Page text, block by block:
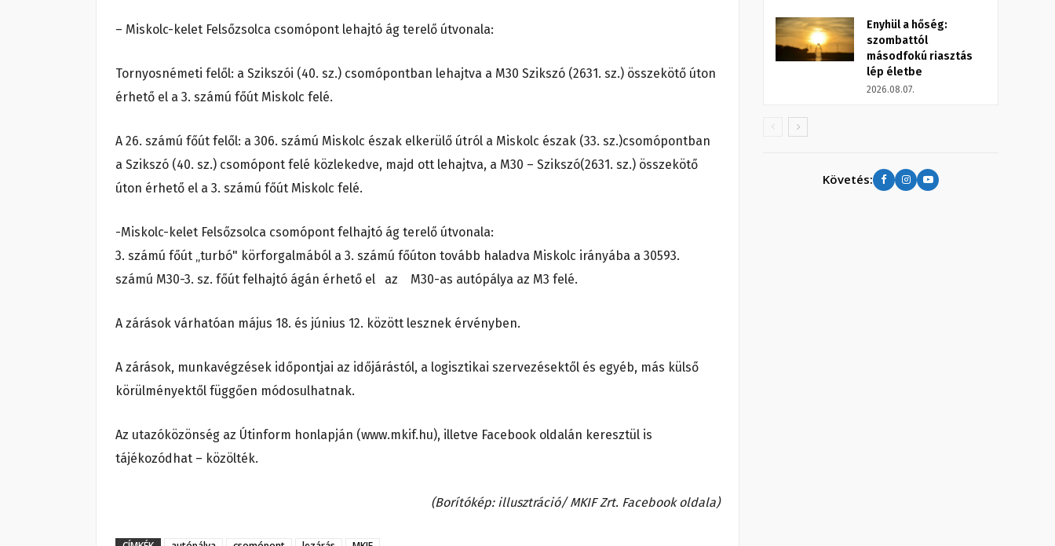
– Miskolc-kelet Felsőzsolca csomópont lehajtó ág terelő útvonala:
Tornyosnémeti felől: a Szikszói (40. sz.) csomópontban lehajtva a M30 Szikszó (2631. sz.) összekötő úton
érhető el a 3. számú főút Miskolc felé.
A 26. számú főút felől: a 306. számú Miskolc észak elkerülő útról a Miskolc észak (33. sz.)csomópontban
a Szikszó (40. sz.) csomópont felé közlekedve, majd ott lehajtva, a M30 – Szikszó(2631. sz.) összekötő
úton érhető el a 3. számú főút Miskolc felé.
-Miskolc-kelet Felsőzsolca csomópont felhajtó ág terelő útvonala:
3. számú főút „turbó" körforgalmából a 3. számú főúton tovább haladva Miskolc irányába a 30593.
számú M30-3. sz. főút felhajtó ágán érhető el az M30-as autópálya az M3 felé.
A zárások várhatóan május 18. és június 12. között lesznek érvényben.
A zárások, munkavégzések időpontjai az időjárástól, a logisztikai szervezésektől és egyéb, más külső
körülményektől függően módosulhatnak.
Az utazóközönség az Útinform honlapján (www.mkif.hu), illetve Facebook oldalán keresztül is
tájékozódhat – közölték.
(Borítókép: illusztráció/ MKIF Zrt. Facebook oldala)
Enyhül a hőség:
szombattól
másodfokú riasztás
lép életbe
2026.08.07.
Követés: